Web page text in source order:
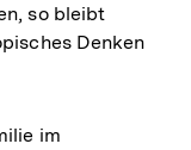
so bleibt
Denken
im